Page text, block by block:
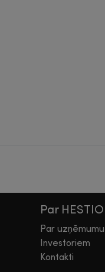
Par HESTIO
Par uzņēmumu
Investoriem
Kontakti